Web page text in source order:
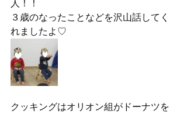
人！！
３歳のなったことなどを沢山話してく
れましたよ♡
クッキングはオリオン組がドーナツを